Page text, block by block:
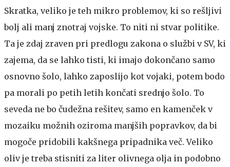
Skratka, veliko je teh mikro problemov, ki so rešljivi
bolj ali manj znotraj vojske. To niti ni stvar politike.
Ta je zdaj zraven pri predlogu zakona o službi v SV, ki
zajema, da se lahko tisti, ki imajo dokončano samo
osnovno šolo, lahko zaposlijo kot vojaki, potem bodo
pa morali po petih letih končati srednjo šolo. To
seveda ne bo čudežna rešitev, samo en kamenček v
mozaiku možnih oziroma manjših popravkov, da bi
mogoče pridobili kakšnega pripadnika več. Veliko
oliv je treba stisniti za liter olivnega olja in podobno